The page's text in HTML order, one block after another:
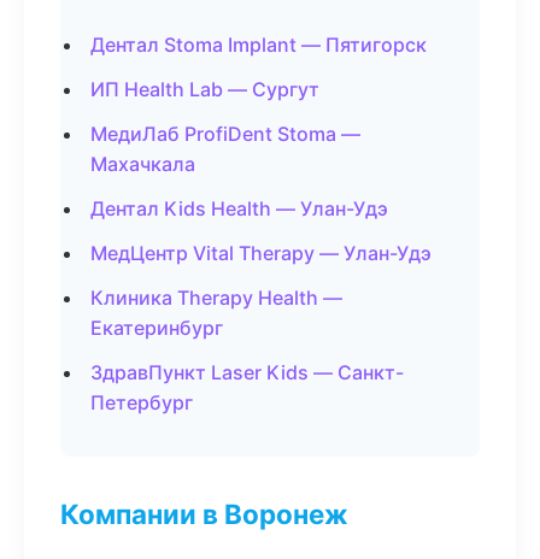
Дентал Stoma Implant — Пятигорск
ИП Health Lab — Сургут
МедиЛаб ProfiDent Stoma —
Махачкала
Дентал Kids Health — Улан-Удэ
МедЦентр Vital Therapy — Улан-Удэ
Клиника Therapy Health —
Екатеринбург
ЗдравПункт Laser Kids — Санкт-
Петербург
Компании в Воронеж